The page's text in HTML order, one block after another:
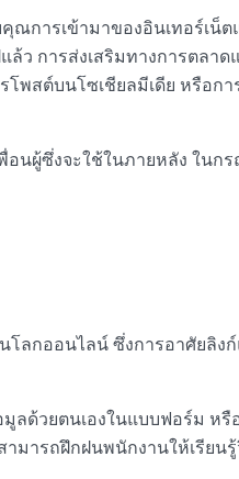
ณการเข้ามาของอินเทอร์เน็ต
ล้ว การส่งเสริมทางการตลาด
พสต์บนโซเชียลมีเดีย หรือกา
อนผู้ซึ่งจะใช้ในภายหลัง ในก
โลกออนไลน์ ซึ่งการอาศัยลิง
ลด้วยตนเองในแบบฟอร์ม หรื
มารถฝึกฝนพนักงานให้เรียนรู้